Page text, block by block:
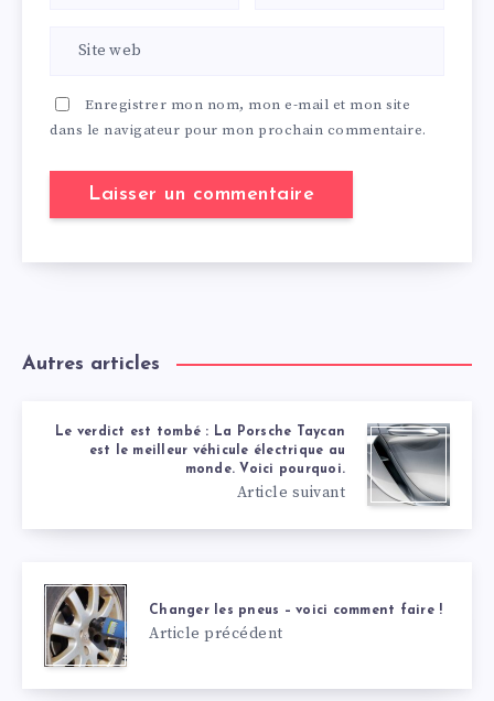
Enregistrer mon nom, mon e-mail et mon site
dans le navigateur pour mon prochain commentaire.
Autres articles
Le verdict est tombé : La Porsche Taycan
est le meilleur véhicule électrique au
monde. Voici pourquoi.
Article suivant
Changer les pneus – voici comment faire !
Article précédent